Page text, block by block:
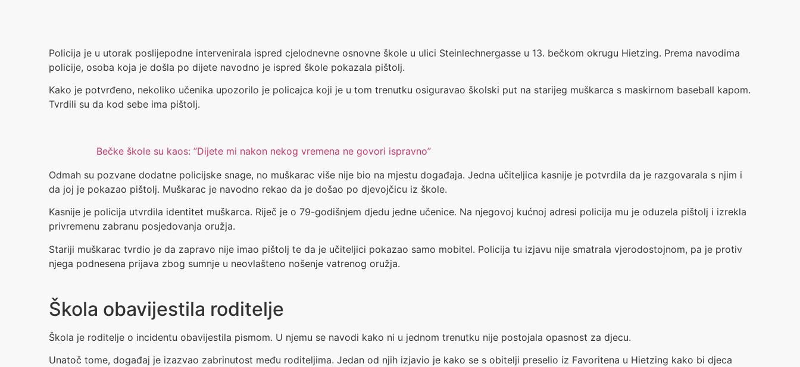
Policija je u utorak poslijepodne intervenirala ispred cjelodnevne osnovne škole u ulici Steinlechnergasse u 13. bečkom okrugu Hietzing. Prema navodima
policije, osoba koja je došla po dijete navodno je ispred škole pokazala pištolj.
Kako je potvrđeno, nekoliko učenika upozorilo je policajca koji je u tom trenutku osiguravao školski put na starijeg muškarca s maskirnom baseball kapom.
Tvrdili su da kod sebe ima pištolj.
Bečke škole su kaos: ”Dijete mi nakon nekog vremena ne govori ispravno”
Odmah su pozvane dodatne policijske snage, no muškarac više nije bio na mjestu događaja. Jedna učiteljica kasnije je potvrdila da je razgovarala s njim i
da joj je pokazao pištolj. Muškarac je navodno rekao da je došao po djevojčicu iz škole.
Kasnije je policija utvrdila identitet muškarca. Riječ je o 79-godišnjem djedu jedne učenice. Na njegovoj kućnoj adresi policija mu je oduzela pištolj i izrekla
privremenu zabranu posjedovanja oružja.
Stariji muškarac tvrdio je da zapravo nije imao pištolj te da je učiteljici pokazao samo mobitel. Policija tu izjavu nije smatrala vjerodostojnom, pa je protiv
njega podnesena prijava zbog sumnje u neovlašteno nošenje vatrenog oružja.
Škola obavijestila roditelje
Škola je roditelje o incidentu obavijestila pismom. U njemu se navodi kako ni u jednom trenutku nije postojala opasnost za djecu.
Unatoč tome, događaj je izazvao zabrinutost među roditeljima. Jedan od njih izjavio je kako se s obitelji preselio iz Favoritena u Hietzing kako bi djeca